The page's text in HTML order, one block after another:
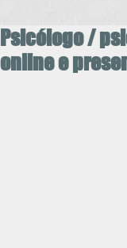
Psicólogo /
online e